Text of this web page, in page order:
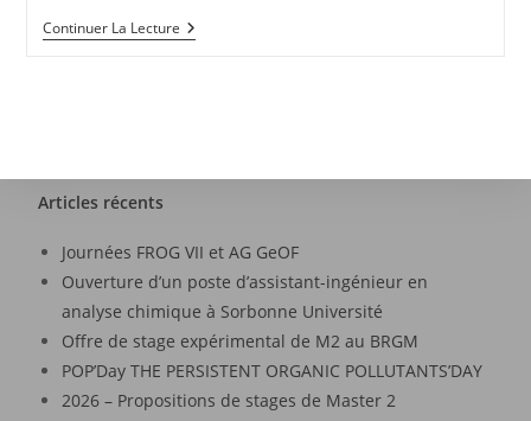
Continuer La Lecture
Articles récents
Journées FROG VII et AG GeOF
Ouverture d’un poste d’assistant-ingénieur en
analyse chimique à Sorbonne Université
Offre de stage expérimental de M2 au BRGM
POP’Day THE PERSISTENT ORGANIC POLLUTANTS’DAY
2026 – Propositions de stages de Master 2